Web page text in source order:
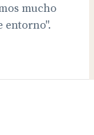
mucho
entorno".